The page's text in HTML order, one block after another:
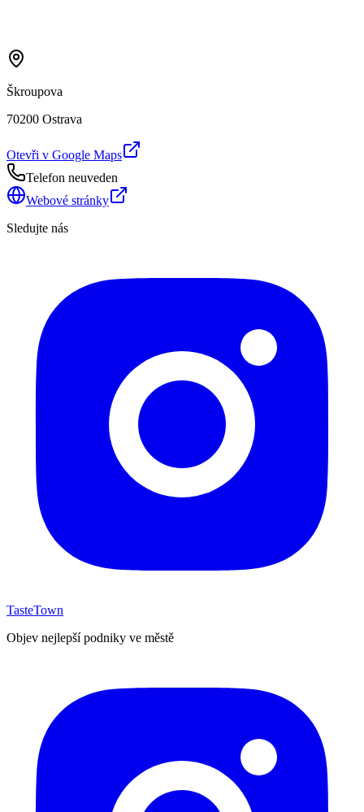
Škroupova
70200 Ostrava
Otevři v Google Maps
Telefon neuveden
Webové stránky
Sledujte nás
TasteTown
Objev nejlepší podniky ve městě